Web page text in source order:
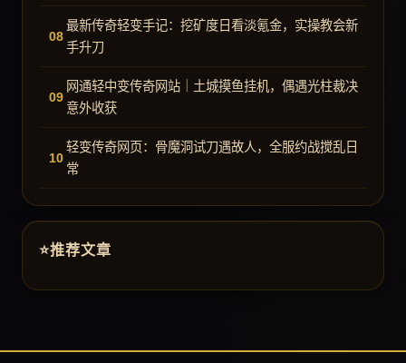
最新传奇轻变手记：挖矿度日看淡氪金，实操教会新
手升刀
网通轻中变传奇网站｜土城摸鱼挂机，偶遇光柱裁决
意外收获
轻变传奇网页：骨魔洞试刀遇故人，全服约战搅乱日
常
推荐文章